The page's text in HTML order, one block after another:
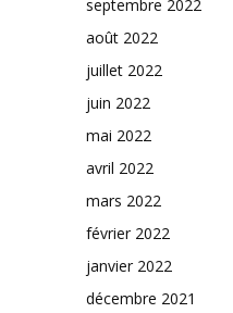
septembre 2022
août 2022
juillet 2022
juin 2022
mai 2022
avril 2022
mars 2022
février 2022
janvier 2022
décembre 2021